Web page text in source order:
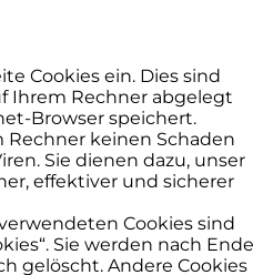
Cookies ein. Dies sind
Ihrem Rechner abgelegt
Browser speichert.
Rechner keinen Schaden
Sie dienen dazu, unser
effektiver und sicherer
Cookies sind
Sie werden nach Ende
gelöscht. Andere Cookies